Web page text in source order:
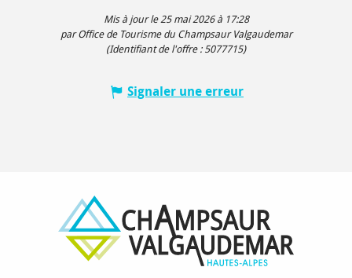
Mis à jour le 25 mai 2026 à 17:28
par Office de Tourisme du Champsaur Valgaudemar
(Identifiant de l'offre : 5077715)
Signaler une erreur